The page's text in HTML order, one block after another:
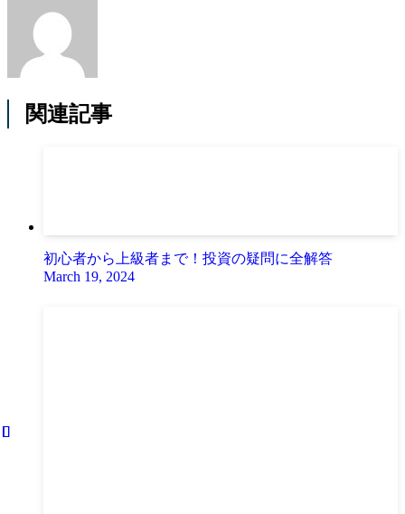
関連記事
初心者から上級者まで！投資の疑問に全解答
March 19, 2024